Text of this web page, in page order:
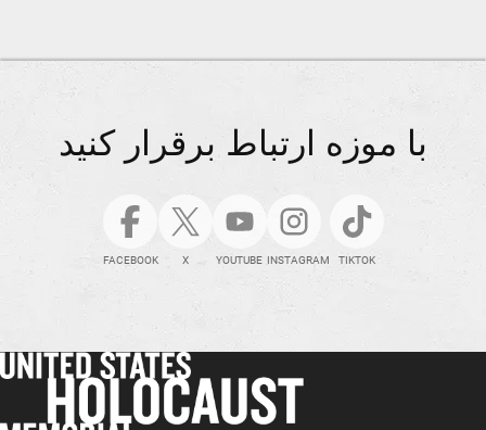
با موزه ارتباط برقرار کنید
FACEBOOK X YOUTUBE INSTAGRAM TIKTOK